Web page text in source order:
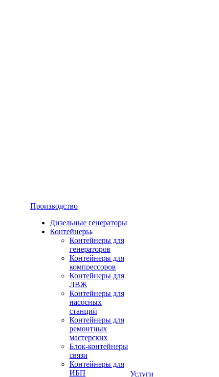
Производство
Дизельные генераторы
Контейнеры
Контейнеры для
генераторов
Контейнеры для
компрессоров
Контейнеры для
ЛВЖ
Контейнеры для
насосных
станций
Контейнеры для
ремонтных
мастерских
Блок-контейнеры
связи
Контейнеры для
ИБП
Услуги